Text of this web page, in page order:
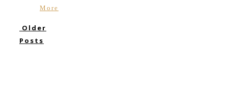
More
Older
Posts